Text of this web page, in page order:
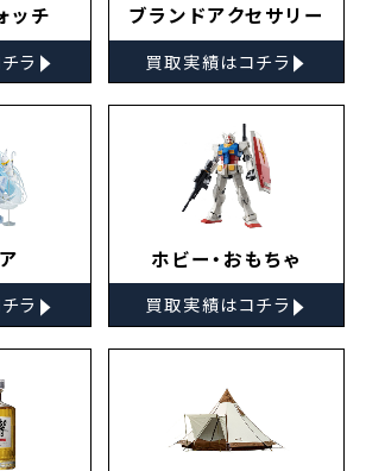
ッチ
ラ ▸
ブランドアクセサリー
買取実績はコチラ ▸
ラ ▸
ホビー・おもちゃ
買取実績はコチラ ▸